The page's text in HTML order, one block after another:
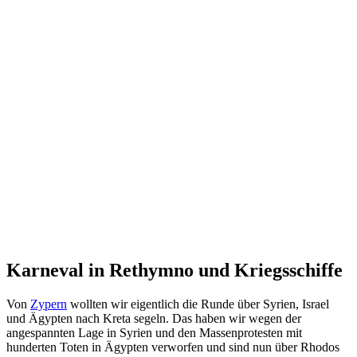
Karneval in Rethymno und Kriegsschiffe
Von Zypern wollten wir eigentlich die Runde über Syrien, Israel
und Ägypten nach Kreta segeln. Das haben wir wegen der
angespannten Lage in Syrien und den Massenprotesten mit
hunderten Toten in Ägypten verworfen und sind nun über Rhodos